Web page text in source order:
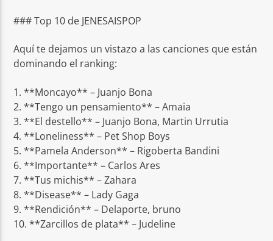
### Top 10 de JENESAISPOP
Aquí te dejamos un vistazo a las canciones que están
dominando el ranking:
1. **Moncayo** – Juanjo Bona
2. **Tengo un pensamiento** – Amaia
3. **El destello** – Juanjo Bona, Martin Urrutia
4. **Loneliness** – Pet Shop Boys
5. **Pamela Anderson** – Rigoberta Bandini
6. **Importante** – Carlos Ares
7. **Tus michis** – Zahara
8. **Disease** – Lady Gaga
9. **Rendición** – Delaporte, bruno
10. **Zarcillos de plata** – Judeline